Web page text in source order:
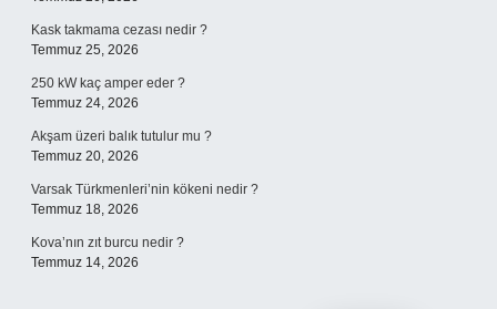
Kask takmama cezası nedir ?
Temmuz 25, 2026
250 kW kaç amper eder ?
Temmuz 24, 2026
Akşam üzeri balık tutulur mu ?
Temmuz 20, 2026
Varsak Türkmenleri’nin kökeni nedir ?
Temmuz 18, 2026
Kova’nın zıt burcu nedir ?
Temmuz 14, 2026